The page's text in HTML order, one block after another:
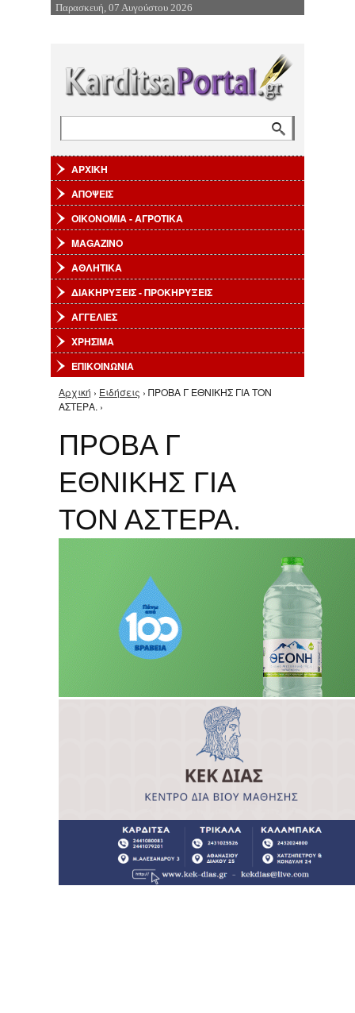
Επιστροφή στην Πλοήγηση
Παρασκευή, 07 Αυγούστου 2026
ΑΡΧΙΚΗ
ΑΠΟΨΕΙΣ
ΟΙΚΟΝΟΜΙΑ - ΑΓΡΟΤΙΚΑ
MAGAZINO
ΑΘΛΗΤΙΚΑ
ΔΙΑΚΗΡΥΞΕΙΣ - ΠΡΟΚΗΡΥΞΕΙΣ
ΑΓΓΕΛΙΕΣ
ΧΡΗΣΙΜΑ
ΕΠΙΚΟΙΝΩΝΙΑ
Είστε εδώ
Αρχική › Ειδήσεις › ΠΡΟΒΑ Γ ΕΘΝΙΚΗΣ ΓΙΑ ΤΟΝ
ΑΣΤΕΡΑ. ›
ΠΡΟΒΑ Γ
ΕΘΝΙΚΗΣ ΓΙΑ
ΤΟΝ ΑΣΤΕΡΑ.